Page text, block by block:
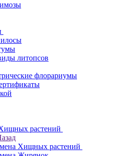
литопсов
флорариумы
растений
Хищных растений